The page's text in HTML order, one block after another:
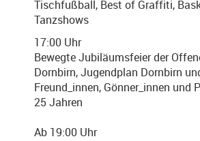
Tischfußball, Best of Graffiti,
Tanzshows
17:00 Uhr
Bewegte Jubiläumsfeier der
Dornbirn, Jugendplan Dornbirn
Freund_innen, Gönner_innen und
25 Jahren
Ab 19:00 Uhr